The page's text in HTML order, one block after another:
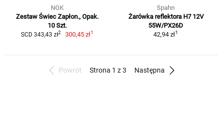
NGK
Zestaw Świec Zapłon., Opak.
10 Szt.
SCD 343,43 zł2 300,45 zł1
Spahn
Żarówka reflektora H7 12V
55W/PX26D
42,94 zł1
Powrót Strona 1 z 3 Następna